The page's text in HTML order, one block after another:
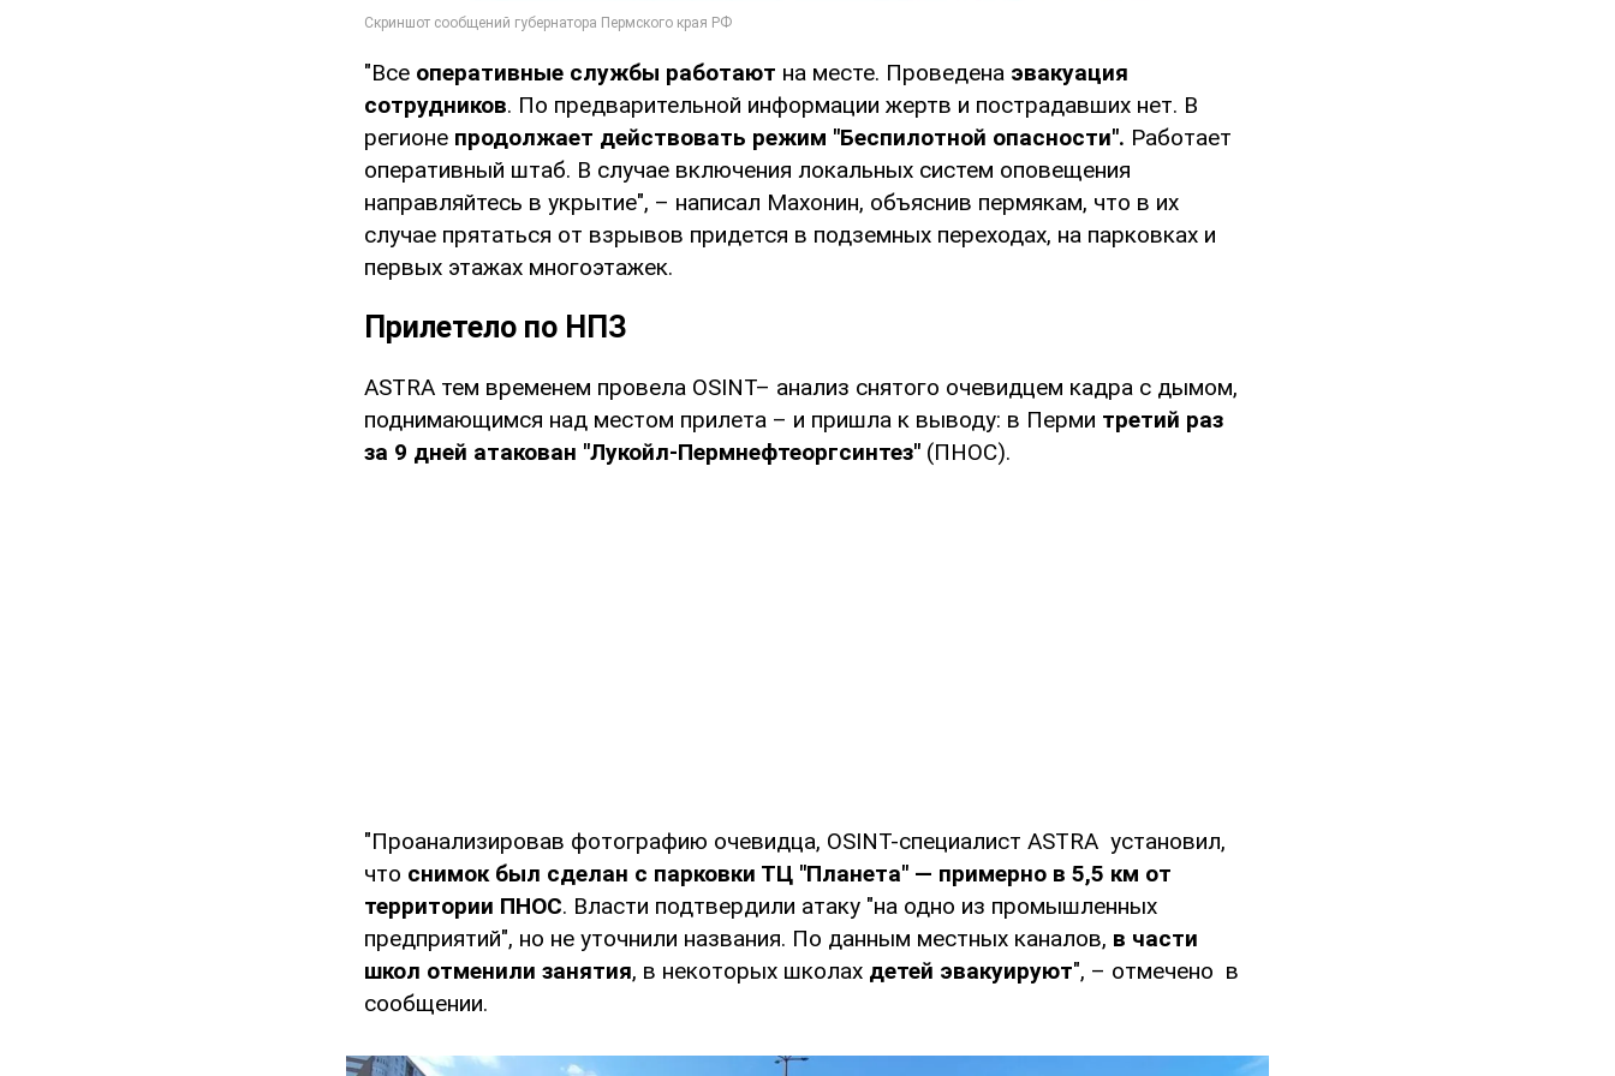
"Все оперативные службы работают на месте. Проведена эвакуация
сотрудников. По предварительной информации жертв и пострадавших нет. В
регионе продолжает действовать режим "Беспилотной опасности". Работает
оперативный штаб. В случае включения локальных систем оповещения
направляйтесь в укрытие", – написал Махонин, объяснив пермякам, что в их
случае прятаться от взрывов придется в подземных переходах, на парковках и
первых этажах многоэтажек.
Прилетело по НПЗ
ASTRA тем временем провела OSINT– анализ снятого очевидцем кадра с дымом,
поднимающимся над местом прилета – и пришла к выводу: в Перми третий раз
за 9 дней атакован "Лукойл-Пермнефтеоргсинтез" (ПНОС).
"Проанализировав фотографию очевидца, OSINT-специалист ASTRA установил,
что снимок был сделан с парковки ТЦ "Планета" — примерно в 5,5 км от
территории ПНОС. Власти подтвердили атаку "на одно из промышленных
предприятий", но не уточнили названия. По данным местных каналов, в части
школ отменили занятия, в некоторых школах детей эвакуируют", – отмечено в
сообщении.